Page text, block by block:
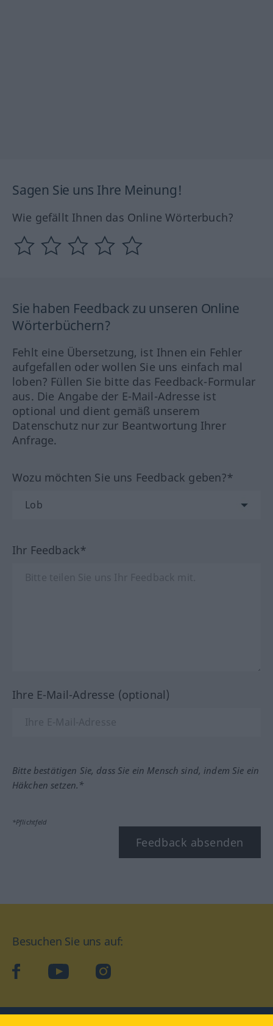
Sagen Sie uns Ihre Meinung!
Wie gefällt Ihnen das Online Wörterbuch?
Sie haben Feedback zu unseren Online
Wörterbüchern?
Fehlt eine Übersetzung, ist Ihnen ein Fehler
aufgefallen oder wollen Sie uns einfach mal
loben? Füllen Sie bitte das Feedback-Formular
aus. Die Angabe der E-Mail-Adresse ist
optional und dient gemäß unserem
Datenschutz nur zur Beantwortung Ihrer
Anfrage.
Wozu möchten Sie uns Feedback geben?*
Ihr Feedback*
Ihre E-Mail-Adresse (optional)
Bitte bestätigen Sie, dass Sie ein Mensch sind, indem Sie ein
Häkchen setzen.*
*Pflichtfeld
Feedback absenden
Besuchen Sie uns auf:
facebookYouTube Instagram